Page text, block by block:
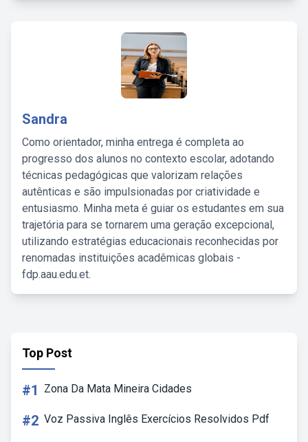
Sandra
Como orientador, minha entrega é completa ao
progresso dos alunos no contexto escolar, adotando
técnicas pedagógicas que valorizam relações
autênticas e são impulsionadas por criatividade e
entusiasmo. Minha meta é guiar os estudantes em sua
trajetória para se tornarem uma geração excepcional,
utilizando estratégias educacionais reconhecidas por
renomadas instituições acadêmicas globais -
fdp.aau.edu.et.
Top Post
#1 Zona Da Mata Mineira Cidades
#2 Voz Passiva Inglês Exercícios Resolvidos Pdf